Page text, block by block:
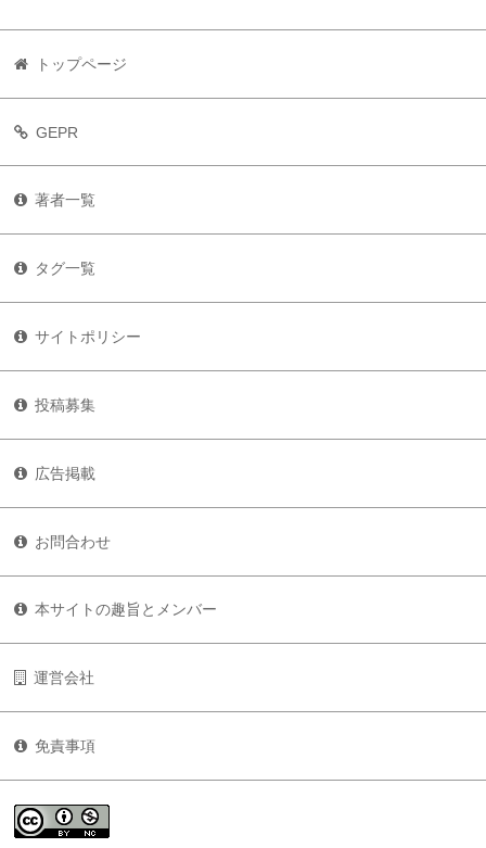
トップページ
GEPR
著者一覧
タグ一覧
サイトポリシー
投稿募集
広告掲載
お問合わせ
本サイトの趣旨とメンバー
運営会社
免責事項